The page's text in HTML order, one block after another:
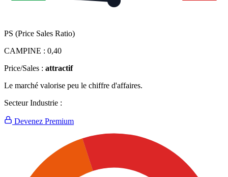
PS (Price Sales Ratio)
CAMPINE : 0,40
Price/Sales : attractif
Le marché valorise peu le chiffre d'affaires.
Secteur Industrie :
Devenez Premium